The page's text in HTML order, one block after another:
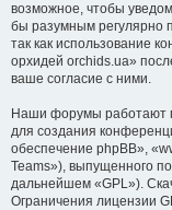
возможное, чтобы
бы разумным регулярно
так как использование
орхидей orchids.ua»
ваше согласие с ними.
Наши форумы работают
для создания
обеспечение phpBB»,
Teams»), выпущенного
дальнейшем «GPL»).
Ограничения лицензии